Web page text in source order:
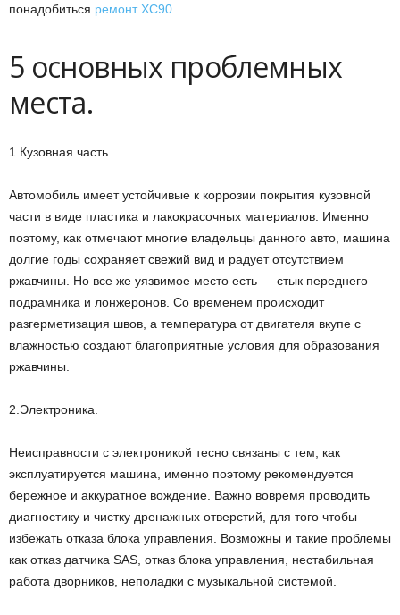
понадобиться ремонт XC90
5 основных проблемных
места.
1.Кузовная часть.
Автомобиль имеет устойчивые к коррозии покрытия кузовной
части в виде пластика и лакокрасочных материалов. Именно
поэтому, как отмечают многие владельцы данного авто, машина
долгие годы сохраняет свежий вид и радует отсутствием
ржавчины. Но все же уязвимое место есть — стык переднего
подрамника и лонжеронов. Со временем происходит
разгерметизация швов, а температура от двигателя вкупе с
влажностью создают благоприятные условия для образования
ржавчины.
2.Электроника.
Неисправности с электроникой тесно связаны с тем, как
эксплуатируется машина, именно поэтому рекомендуется
бережное и аккуратное вождение. Важно вовремя проводить
диагностику и чистку дренажных отверстий, для того чтобы
избежать отказа блока управления. Возможны и такие проблемы
как отказ датчика SAS, отказ блока управления, нестабильная
работа дворников, неполадки с музыкальной системой.